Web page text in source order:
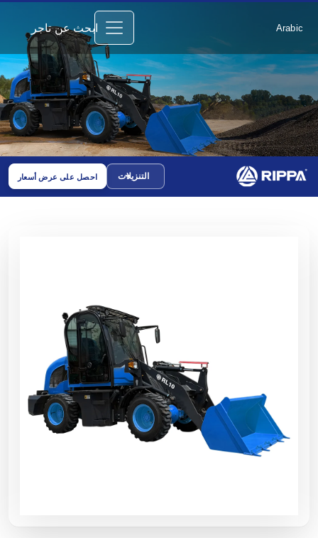
Arabic ابحث عن تاجر
التنزيلات احصل على عرض أسعار